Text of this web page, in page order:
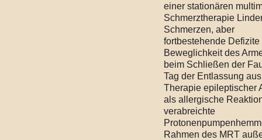
einer stationären
Schmerztherapie
Schmerzen, aber
fortbestehende Defizite
Beweglichkeit des
beim Schließen der
Tag der Entlassung
Therapie epileptischer
als allergische
verabreichte
Rahmen des MRT